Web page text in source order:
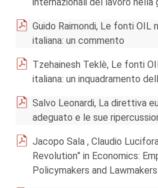
Guido Raimondi, Le fonti OIL
italiana: un commento
Tzehainesh Teklè, Le fonti
italiana: un inquadramento
Salvo Leonardi, La direttiva
adeguato e le sue
Jacopo Sala , Claudio
Revolution” in Economics:
Policymakers and Lawmakers